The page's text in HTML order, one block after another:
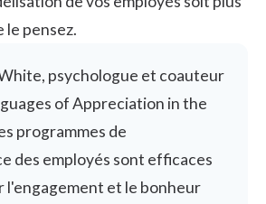
le pensez.
psychologue et coauteur
of Appreciation in the
programmes de
des employés sont efficaces
l'engagement et le bonheur